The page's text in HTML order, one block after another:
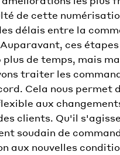
de cette
délais entre la
ces
plus de temps, mais
traiter les
Cela nous permet
aux
clients. Qu'il
soudain de
aux nouvelles